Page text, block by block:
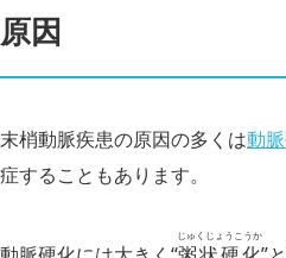
原因
末梢動脈疾患の原因の多くは動
症することもあります。
じゅくじょうこうか